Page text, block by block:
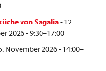
von Sagalia- 12.
2026 - 9:30–17:00
November 2026 - 14:00–